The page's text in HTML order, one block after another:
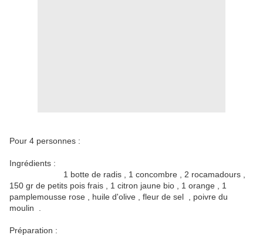
Pour 4 personnes :
Ingrédients :
1 botte de radis , 1 concombre , 2 rocamadours ,
150 gr de petits pois frais , 1 citron jaune bio , 1 orange , 1
pamplemousse rose , huile d'olive , fleur de sel , poivre du
moulin .
Préparation :